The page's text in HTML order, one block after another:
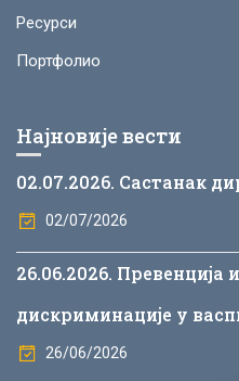
Ресурси
Портфолио
Најновије вести
02.07.2026. Састанак
02/07/2026
26.06.2026. Превенција
дискриминације у
установама
26/06/2026